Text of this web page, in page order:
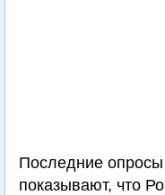
Последние
показывают, что